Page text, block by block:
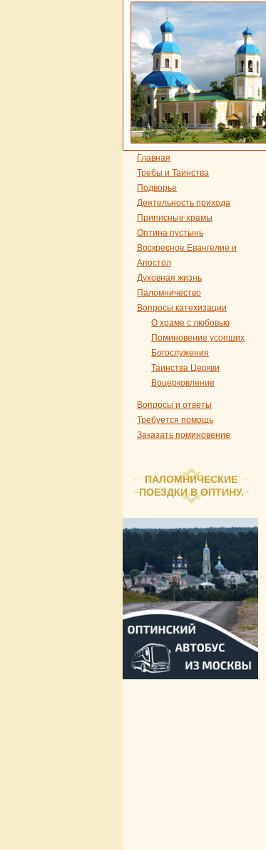
Главная
Требы и Таинства
Подворье
Деятельность прихода
Приписные храмы
Оптина пустынь
Воскресное Евангелие и
Апостол
Духовная жизнь
Паломничество
Вопросы катехизации
О храме с любовью
Поминовение усопших
Богослужения
Таинства Церкви
Воцерковление
Вопросы и ответы
Требуется помощь
Заказать поминовение
ПАЛОМНИЧЕСКИЕ
ПОЕЗДКИ В ОПТИНУ.